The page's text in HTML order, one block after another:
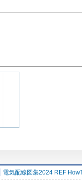
電気配線図集2024 REF